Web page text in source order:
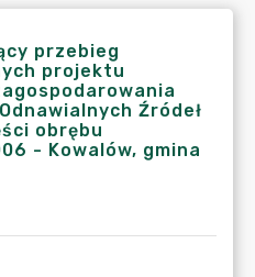
przebieg
projektu
Źródeł
obrębu
- Kowalów, gmina